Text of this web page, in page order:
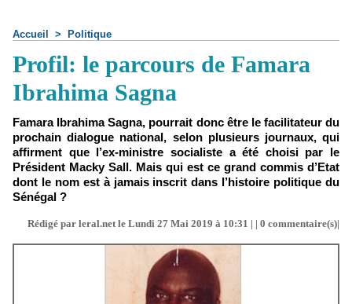
Accueil > Politique
Profil: le parcours de Famara
Ibrahima Sagna
Famara Ibrahima Sagna, pourrait donc être le facilitateur du
prochain dialogue national, selon plusieurs journaux, qui
affirment que l’ex-ministre socialiste a été choisi par le
Président Macky Sall. Mais qui est ce grand commis d’Etat
dont le nom est à jamais inscrit dans l’histoire politique du
Sénégal ?
Rédigé par leral.net le Lundi 27 Mai 2019 à 10:31 | | 0 commentaire(s)|